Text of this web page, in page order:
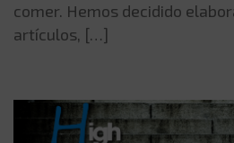
comer. Hemos decidido
artículos, […]